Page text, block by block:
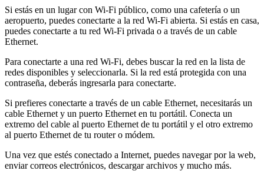
Si estás en un lugar con Wi-Fi público, como una cafetería o un
aeropuerto, puedes conectarte a la red Wi-Fi abierta. Si estás en casa,
puedes conectarte a tu red Wi-Fi privada o a través de un cable
Ethernet.
Para conectarte a una red Wi-Fi, debes buscar la red en la lista de
redes disponibles y seleccionarla. Si la red está protegida con una
contraseña, deberás ingresarla para conectarte.
Si prefieres conectarte a través de un cable Ethernet, necesitarás un
cable Ethernet y un puerto Ethernet en tu portátil. Conecta un
extremo del cable al puerto Ethernet de tu portátil y el otro extremo
al puerto Ethernet de tu router o módem.
Una vez que estés conectado a Internet, puedes navegar por la web,
enviar correos electrónicos, descargar archivos y mucho más.